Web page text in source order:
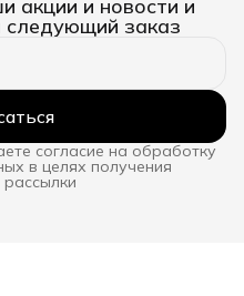
акции и новости и
следующий заказ
согласие на обработку
в целях получения